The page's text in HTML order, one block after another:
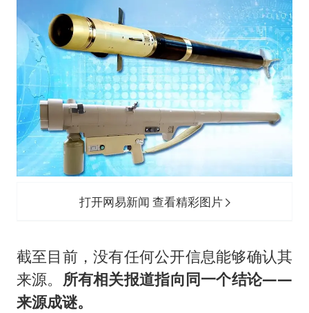
打开网易新闻 查看精彩图片
截至目前，没有任何公开信息能够确认其
来源。 所有相关报道指向同一个结论——
来源成谜。